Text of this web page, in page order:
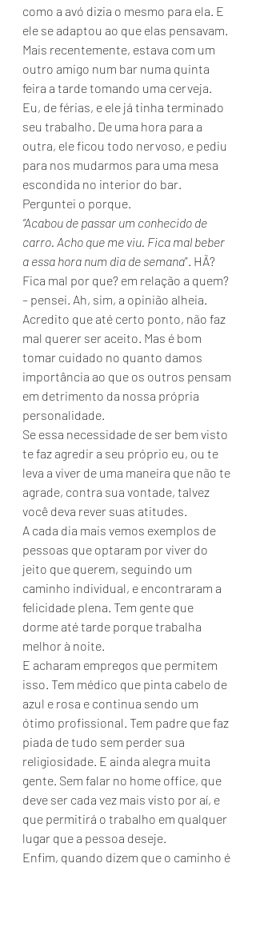
como a avó dizia o mesmo para ela. E
ele se adaptou ao que elas pensavam.
Mais recentemente, estava com um
outro amigo num bar numa quinta
feira a tarde tomando uma cerveja.
Eu, de férias, e ele já tinha terminado
seu trabalho. De uma hora para a
outra, ele ficou todo nervoso, e pediu
para nos mudarmos para uma mesa
escondida no interior do bar.
Perguntei o porque.
“Acabou de passar um conhecido de
carro. Acho que me viu. Fica mal beber
a essa hora num dia de semana”. HÃ?
Fica mal por que? em relação a quem?
– pensei. Ah, sim, a opinião alheia.
Acredito que até certo ponto, não faz
mal querer ser aceito. Mas é bom
tomar cuidado no quanto damos
importância ao que os outros pensam
em detrimento da nossa própria
personalidade.
Se essa necessidade de ser bem visto
te faz agredir a seu próprio eu, ou te
leva a viver de uma maneira que não te
agrade, contra sua vontade, talvez
você deva rever suas atitudes.
A cada dia mais vemos exemplos de
pessoas que optaram por viver do
jeito que querem, seguindo um
caminho individual, e encontraram a
felicidade plena. Tem gente que
dorme até tarde porque trabalha
melhor à noite.
E acharam empregos que permitem
isso. Tem médico que pinta cabelo de
azul e rosa e continua sendo um
ótimo profissional. Tem padre que faz
piada de tudo sem perder sua
religiosidade. E ainda alegra muita
gente. Sem falar no home office, que
deve ser cada vez mais visto por aí, e
que permitirá o trabalho em qualquer
lugar que a pessoa deseje.
Enfim, quando dizem que o caminho é